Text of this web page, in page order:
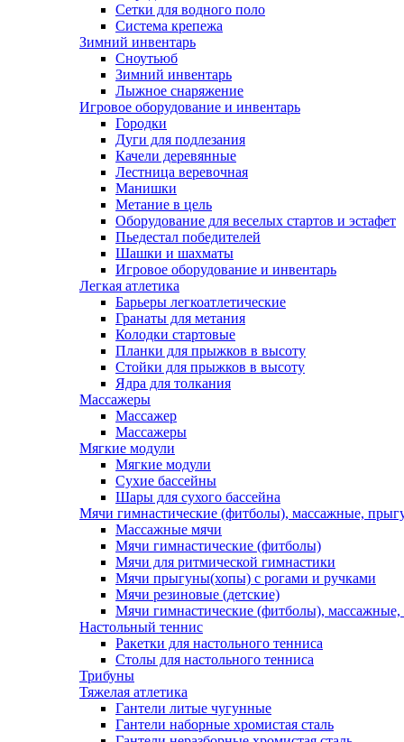
Сетки для водного поло
Система крепежа
Зимний инвентарь
Сноутьюб
Зимний инвентарь
Лыжное снаряжение
Игровое оборудование и инвентарь
Городки
Дуги для подлезания
Качели деревянные
Лестница веревочная
Манишки
Метание в цель
Оборудование для веселых стартов и эстафет
Пьедестал победителей
Шашки и шахматы
Игровое оборудование и инвентарь
Легкая атлетика
Барьеры легкоатлетические
Гранаты для метания
Колодки стартовые
Планки для прыжков в высоту
Стойки для прыжков в высоту
Ядра для толкания
Массажеры
Массажер
Массажеры
Мягкие модули
Мягкие модули
Сухие бассейны
Шары для сухого бассейна
Мячи гимнастические (фитболы), массажные,
Массажные мячи
Мячи гимнастические (фитболы)
Мячи для ритмической гимнастики
Мячи прыгуны(хопы) с рогами и ручками
Мячи резиновые (детские)
Мячи гимнастические (фитболы),
Настольный теннис
Ракетки для настольного тенниса
Столы для настольного тенниса
Трибуны
Тяжелая атлетика
Гантели литые чугунные
Гантели наборные хромистая сталь